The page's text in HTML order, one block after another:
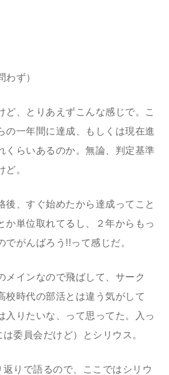
わず）
ど、とりあえずこんな感じで。こ
の一年間に達成、もしくは現在進
くらいあるのか。無論、判定基準
。
後、すぐ始めたから達成ってこと
か単位取れてるし、２年からもっ
でがんばろう!!って感じだ。
メインなので飛ばして、サーク
校時代の部活とは違う気がして
入りたいな、って思ってた。入っ
委員会だけど）とシリウス。
返りで語るので、ここではシリウ